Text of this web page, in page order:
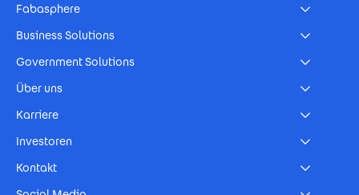
Fabasphere
Business Solutions
Government Solutions
Über uns
Karriere
Investoren
Kontakt